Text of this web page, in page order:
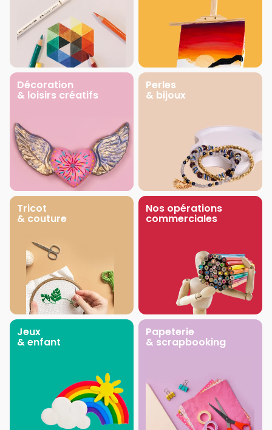
Décoration
& loisirs créatifs
Perles
& bijoux
Tricot
& couture
Nos opérations
commerciales
Jeux
& enfant
Papeterie
& scrapbooking